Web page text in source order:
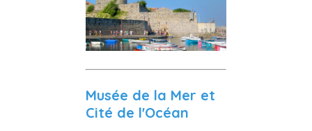
Musée de la Mer et
Cité de l'Océan